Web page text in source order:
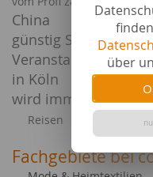
über
China
Spanische
günstig Schuhe
in Köln
Die
wird immer
Reisen
Fachgebiete bei